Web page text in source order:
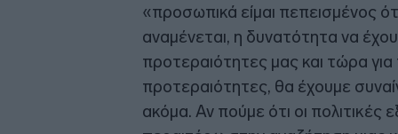
«προσωπικά είμαι πεπεισμένος
αναμένεται, η δυνατότητα να
προτεραιότητες μας και τώρα
προτεραιότητες, θα έχουμε
ακόμα. Αν πούμε ότι οι πολιτικές